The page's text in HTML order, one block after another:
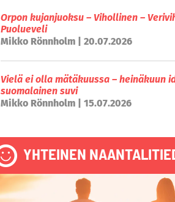
Orpon kujanjuoksu – Vihollinen –
Puolueveli
Mikko Rönnholm | 20.07.2026
Vielä ei olla mätäkuussa – heinäkuun
suomalainen suvi
Mikko Rönnholm | 15.07.2026
YHTEINEN